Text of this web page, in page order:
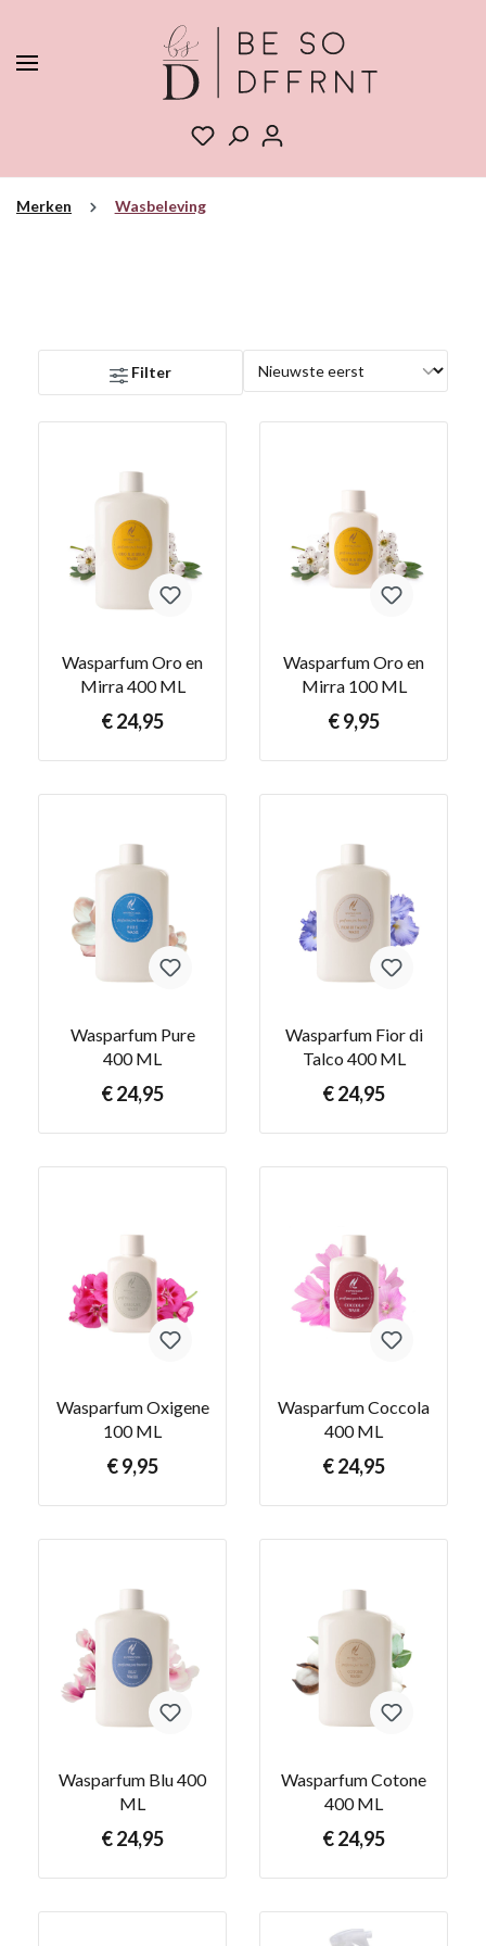
Merken Wasbeleving
Filter
Wasparfum Oro en
Mirra 400 ML
€ 24,95
Wasparfum Oro en
Mirra 100 ML
€ 9,95
Wasparfum Pure
400 ML
€ 24,95
Wasparfum Fior di
Talco 400 ML
€ 24,95
Wasparfum Oxigene
100 ML
€ 9,95
Wasparfum Coccola
400 ML
€ 24,95
Wasparfum Blu 400
ML
€ 24,95
Wasparfum Cotone
400 ML
€ 24,95